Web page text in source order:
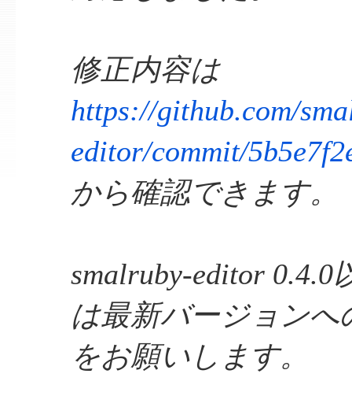
修正内容は
https://github.com/
editor/commit/
から確認できます。
smalruby-editor
は最新バージョンへ
をお願いします。